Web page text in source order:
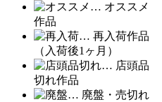
… オススメ
作品
… 再入荷作品
（入荷後1ヶ月）
… 店頭品
切れ作品
… 廃盤・売切れ